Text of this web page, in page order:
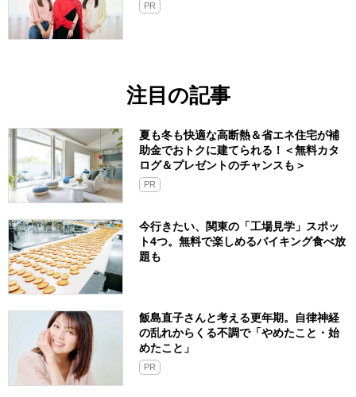
PR
注目の記事
夏も冬も快適な高断熱＆省エネ住宅が補
助金でおトクに建てられる！＜無料カタ
ログ＆プレゼントのチャンスも＞
PR
今行きたい、関東の「工場見学」スポッ
ト4つ。無料で楽しめるバイキング食べ放
題も
飯島直子さんと考える更年期。自律神経
の乱れからくる不調で「やめたこと・始
めたこと」
PR